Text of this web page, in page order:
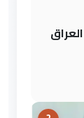
العراق